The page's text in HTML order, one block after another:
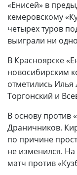
«Енисей» в
кемеровскому
четырех туров
выиграли ни
В Красноярске
новосибирским
отметились Илья
Торгонский и
В основу против
Драничников.
по причине
не изменился.
матч против